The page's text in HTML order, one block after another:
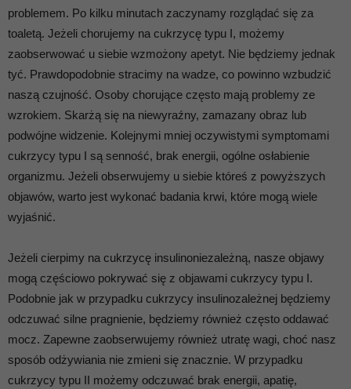
problemem. Po kilku minutach zaczynamy rozglądać się za
toaletą. Jeżeli chorujemy na cukrzycę typu I, możemy
zaobserwować u siebie wzmożony apetyt. Nie będziemy jednak
tyć. Prawdopodobnie stracimy na wadze, co powinno wzbudzić
naszą czujność. Osoby chorujące często mają problemy ze
wzrokiem. Skarżą się na niewyraźny, zamazany obraz lub
podwójne widzenie. Kolejnymi mniej oczywistymi symptomami
cukrzycy typu I są senność, brak energii, ogólne osłabienie
organizmu. Jeżeli obserwujemy u siebie któreś z powyższych
objawów, warto jest wykonać badania krwi, które mogą wiele
wyjaśnić.
Jeżeli cierpimy na cukrzycę insulinoniezależną, nasze objawy
mogą częściowo pokrywać się z objawami cukrzycy typu I.
Podobnie jak w przypadku cukrzycy insulinozależnej będziemy
odczuwać silne pragnienie, będziemy również często oddawać
mocz. Zapewne zaobserwujemy również utratę wagi, choć nasz
sposób odżywiania nie zmieni się znacznie. W przypadku
cukrzycy typu II możemy odczuwać brak energii, apatię,